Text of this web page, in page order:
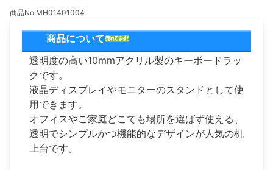
商品No.MH01401004
商品について
透明度の高い10mmアクリル製のキーボードラッ
クです。
液晶ディスプレイやモニターのスタンドとして使
用できます。
オフィスやご家庭どこでも場所を選ばず使える、
透明でシンプルかつ機能的なデザインが人気の机
上台です。